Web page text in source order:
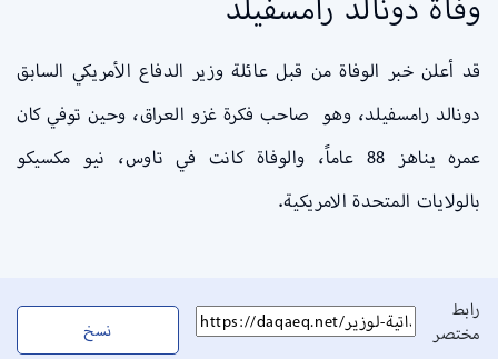
وفاة دونالد رامسفيلد
قد أعلن خبر الوفاة من قبل عائلة وزير الدفاع الأمريكي السابق
دونالد رامسفيلد، وهو صاحب فكرة غزو العراق، وحين توفي كان
عمره يناهز 88 عاماً، والوفاة كانت في تاوس، نيو مكسيكو
بالولايات المتحدة الامريكية.
رابط
مختصر
نسخ